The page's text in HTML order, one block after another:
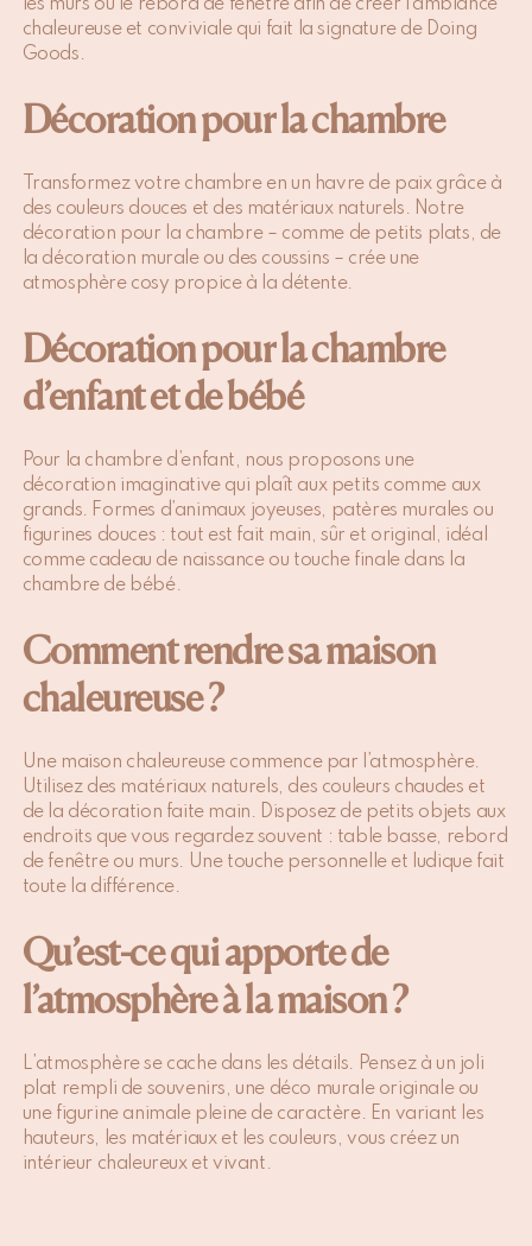
les murs ou le rebord de fenêtre afin de créer l’ambiance
chaleureuse et conviviale qui fait la signature de Doing
Goods.
Décoration pour la chambre
Transformez votre chambre en un havre de paix grâce à
des couleurs douces et des matériaux naturels. Notre
décoration pour la chambre – comme de petits plats, de
la décoration murale ou des coussins – crée une
atmosphère cosy propice à la détente.
Décoration pour la chambre
d’enfant et de bébé
Pour la chambre d’enfant, nous proposons une
décoration imaginative qui plaît aux petits comme aux
grands. Formes d’animaux joyeuses, patères murales ou
figurines douces : tout est fait main, sûr et original, idéal
comme cadeau de naissance ou touche finale dans la
chambre de bébé.
Comment rendre sa maison
chaleureuse ?
Une maison chaleureuse commence par l’atmosphère.
Utilisez des matériaux naturels, des couleurs chaudes et
de la décoration faite main. Disposez de petits objets aux
endroits que vous regardez souvent : table basse, rebord
de fenêtre ou murs. Une touche personnelle et ludique fait
toute la différence.
Qu’est-ce qui apporte de
l’atmosphère à la maison ?
L’atmosphère se cache dans les détails. Pensez à un joli
plat rempli de souvenirs, une déco murale originale ou
une figurine animale pleine de caractère. En variant les
hauteurs, les matériaux et les couleurs, vous créez un
intérieur chaleureux et vivant.